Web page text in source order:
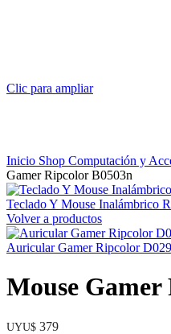
Clic para ampliar
Inicio Shop Computación y
Gamer Ripcolor B0503n
Teclado Y Mouse Inalámbrico
Volver a productos
Auricular Gamer Ripcolor
Mouse
UYU$ 379